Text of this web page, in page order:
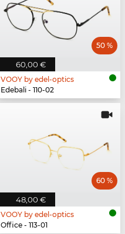
60,00 €
50 %
VOOY by edel-optics
Edebali - 110-02
48,00 €
60 %
VOOY by edel-optics
Office - 113-01